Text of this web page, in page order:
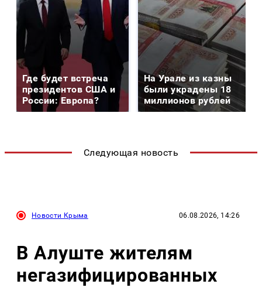
Где будет встреча
президентов США и
России: Европа?
На Урале из казны
были украдены 18
миллионов рублей
Следующая новость
Новости Крыма 06.08.2026, 14:26
В Алуште жителям
негазифицированных